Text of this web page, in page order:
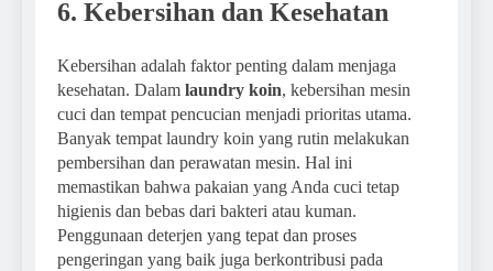
6. Kebersihan dan Kesehatan
Kebersihan adalah faktor penting dalam menjaga
kesehatan. Dalam laundry koin, kebersihan mesin
cuci dan tempat pencucian menjadi prioritas utama.
Banyak tempat laundry koin yang rutin melakukan
pembersihan dan perawatan mesin. Hal ini
memastikan bahwa pakaian yang Anda cuci tetap
higienis dan bebas dari bakteri atau kuman.
Penggunaan deterjen yang tepat dan proses
pengeringan yang baik juga berkontribusi pada